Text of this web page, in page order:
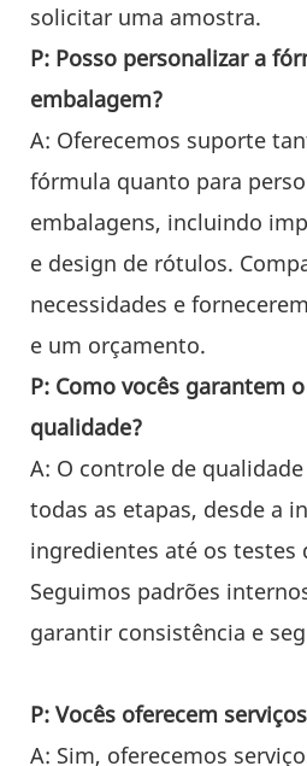
solicitar uma amostra.
P: Posso personalizar a
embalagem?
A: Oferecemos suporte
fórmula quanto para
embalagens, incluindo
e design de rótulos.
necessidades e
​​e um orçamento.
P: Como vocês garantem
qualidade?
A: O controle de
todas as etapas, desde a
ingredientes até os
Seguimos padrões
garantir consistência e
P: Vocês oferecem
A: Sim, oferecemos